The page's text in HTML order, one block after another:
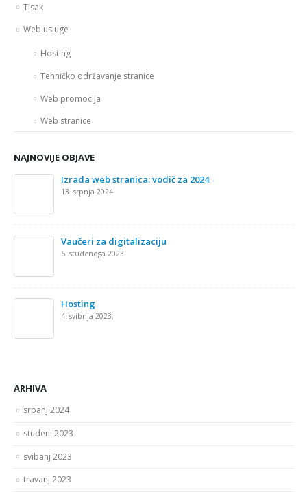
Tisak
Web usluge
Hosting
Tehničko održavanje stranice
Web promocija
Web stranice
NAJNOVIJE OBJAVE
Izrada web stranica: vodič za 2024
13. srpnja 2024.
Vaučeri za digitalizaciju
6. studenoga 2023.
Hosting
4. svibnja 2023.
ARHIVA
srpanj 2024
studeni 2023
svibanj 2023
travanj 2023